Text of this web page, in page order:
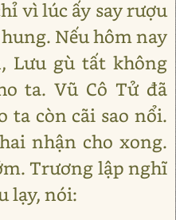
vì lúc ấy say rượu
Nếu hôm nay
Lưu gù tất không
ta. Vũ Cô Tử đã
ta còn cãi sao nổi.
nhận cho xong.
Trương lập nghĩ
lạy, nói: